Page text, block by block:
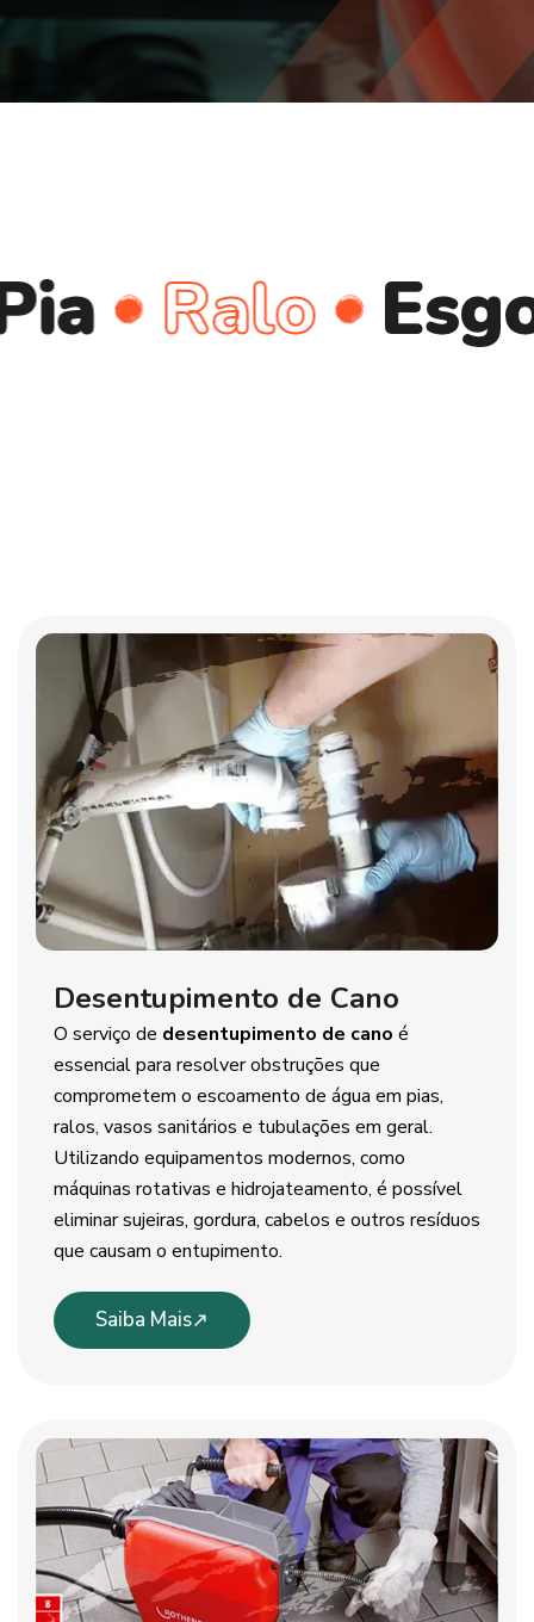
Ralo Esgoto
Desentupimento de Cano
O serviço de desentupimento de cano é
essencial para resolver obstruções que
comprometem o escoamento de água em pias,
ralos, vasos sanitários e tubulações em geral.
Utilizando equipamentos modernos, como
máquinas rotativas e hidrojateamento, é possível
eliminar sujeiras, gordura, cabelos e outros resíduos
que causam o entupimento.
Saiba Mais